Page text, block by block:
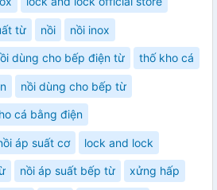
từ nồi nồi inox
dùng cho bếp điện từ thố kho cá
nồi dùng cho bếp từ
cá bằng điện
áp suất cơ lock and lock
nồi áp suất bếp từ xửng hấp